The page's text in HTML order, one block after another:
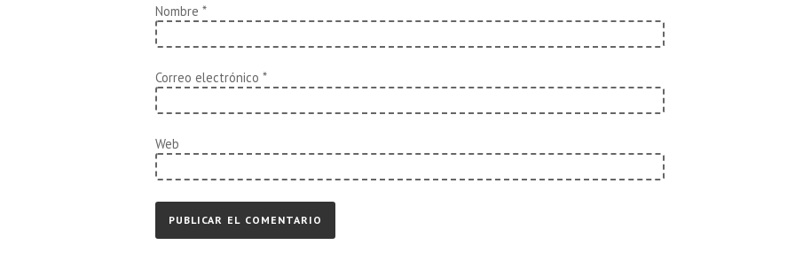
Nombre *
Correo electrónico *
Web